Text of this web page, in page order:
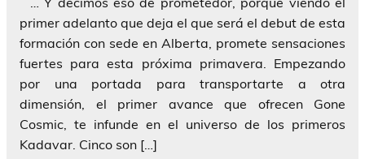
primer adelanto que deja el que será el debut de esta
formación con sede en Alberta, promete sensaciones
fuertes para esta próxima primavera. Empezando
por una portada para transportarte a otra
dimensión, el primer avance que ofrecen Gone
Cosmic, te infunde en el universo de los primeros
Kadavar. Cinco son […]